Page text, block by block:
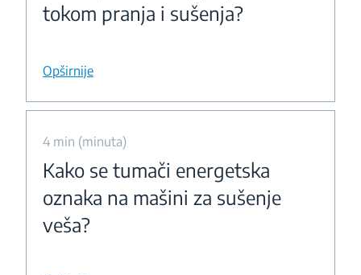
tokom pranja i sušenja?
Opširnije
4 min (minuta)
Kako se tumači energetska
oznaka na mašini za sušenje
veša?